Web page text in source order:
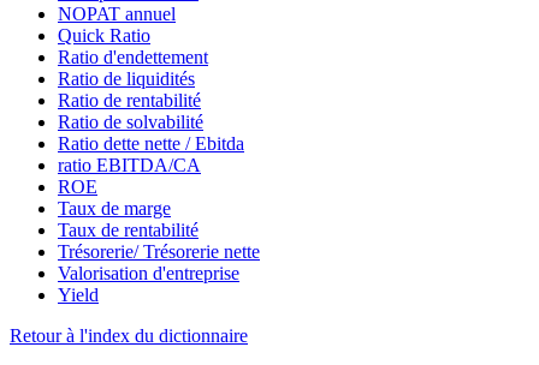
NOPAT annuel
Quick Ratio
Ratio d'endettement
Ratio de liquidités
Ratio de rentabilité
Ratio de solvabilité
Ratio dette nette / Ebitda
ratio EBITDA/CA
ROE
Taux de marge
Taux de rentabilité
Trésorerie/ Trésorerie nette
Valorisation d'entreprise
Yield
Retour à l'index du dictionnaire